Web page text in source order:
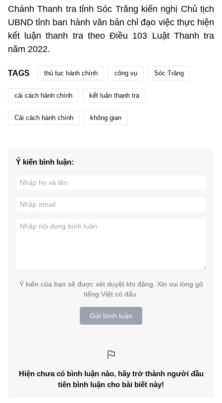
Chánh Thanh tra tỉnh Sóc Trăng kiến nghị Chủ tịch
UBND tỉnh ban hành văn bản chỉ đạo việc thực hiện
kết luận thanh tra theo Điều 103 Luật Thanh tra
năm 2022.
TAGS thủ tục hành chính công vụ Sóc Trăng
cải cách hành chính kết luận thanh tra
Cải cách hành chính không gian
Ý kiến bình luận:
Ý kiến của bạn sẽ được xét duyệt khi đăng. Xin vui lòng gõ
tiếng Việt có dấu.
Gửi bình luận
Hiện chưa có bình luận nào, hãy trở thành người đầu
tiên bình luận cho bài biết này!